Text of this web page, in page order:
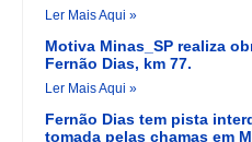
Ler Mais Aqui »
Motiva Minas_SP realiza
Fernão Dias, km 77.
Ler Mais Aqui »
Fernão Dias tem pista
tomada pelas chamas em